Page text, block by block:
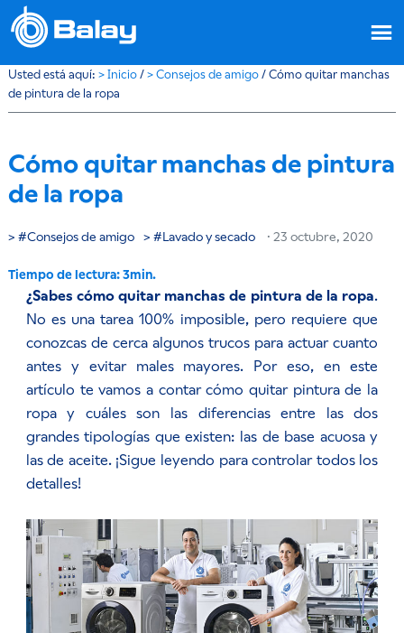
Usted está aquí: > Inicio / > Consejos de amigo /Cómo quitar manchas
de pintura de la ropa
Cómo quitar manchas de pintura
de la ropa
Consejos de amigo Lavado y secado · 23 octubre, 2020
¿Sabes cómo quitar manchas de pintura de la ropa.
No es una tarea 100% imposible, pero requiere que
conozcas de cerca algunos trucos para actuar cuanto
antes y evitar males mayores. Por eso, en este
artículo te vamos a contar cómo quitar pintura de la
ropa y cuáles son las diferencias entre las dos
grandes tipologías que existen: las de base acuosa y
las de aceite. ¡Sigue leyendo para controlar todos los
detalles!